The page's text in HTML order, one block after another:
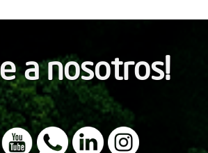
a nosotros!